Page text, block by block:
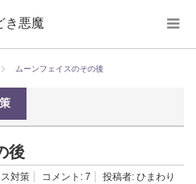
き悪魔
ムーンフェイスのその後
後
対策 コメント: 7 投稿者: ひまわり